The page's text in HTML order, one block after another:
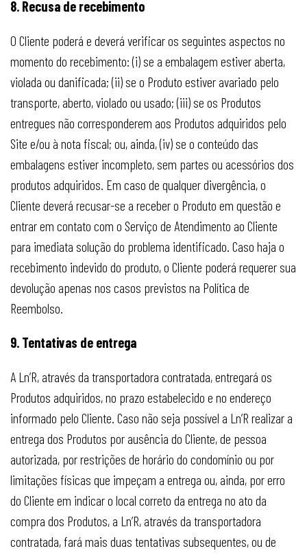
8. Recusa de recebimento
O Cliente poderá e deverá verificar os seguintes aspectos no
momento do recebimento: (i) se a embalagem estiver aberta,
violada ou danificada; (ii) se o Produto estiver avariado pelo
transporte, aberto, violado ou usado; (iii) se os Produtos
entregues não corresponderem aos Produtos adquiridos pelo
Site e/ou à nota fiscal; ou, ainda, (iv) se o conteúdo das
embalagens estiver incompleto, sem partes ou acessórios dos
produtos adquiridos. Em caso de qualquer divergência, o
Cliente deverá recusar-se a receber o Produto em questão e
entrar em contato com o Serviço de Atendimento ao Cliente
para imediata solução do problema identificado. Caso haja o
recebimento indevido do produto, o Cliente poderá requerer sua
devolução apenas nos casos previstos na Política de
Reembolso.
9. Tentativas de entrega
A Ln’R, através da transportadora contratada, entregará os
Produtos adquiridos, no prazo estabelecido e no endereço
informado pelo Cliente. Caso não seja possível a Ln’R realizar a
entrega dos Produtos por ausência do Cliente, de pessoa
autorizada, por restrições de horário do condomínio ou por
limitações físicas que impeçam a entrega ou, ainda, por erro
do Cliente em indicar o local correto da entrega no ato da
compra dos Produtos, a Ln’R, através da transportadora
contratada, fará mais duas tentativas subsequentes, ou de